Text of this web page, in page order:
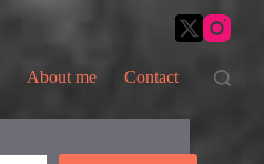
About me Contact